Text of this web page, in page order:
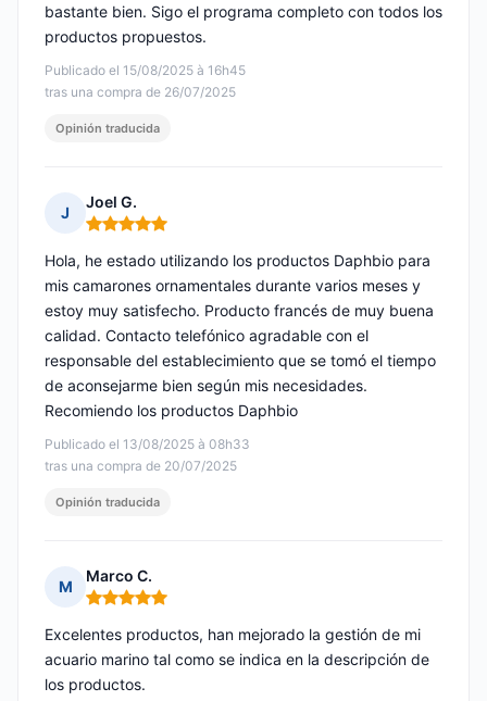
Publicado el 15/08/2025 à 16h45
tras una compra de 26/07/2025
bastante bien. Sigo el programa completo con todos los
productos propuestos.
Opinión traducida
J
Joel G.
Nota: 5 de 5
Publicado el 13/08/2025 à 08h33
tras una compra de 20/07/2025
Hola, he estado utilizando los productos Daphbio para
mis camarones ornamentales durante varios meses y
estoy muy satisfecho. Producto francés de muy buena
calidad. Contacto telefónico agradable con el
responsable del establecimiento que se tomó el tiempo
de aconsejarme bien según mis necesidades.
Recomiendo los productos Daphbio
Opinión traducida
M
Marco C.
Nota: 5 de 5
Excelentes productos, han mejorado la gestión de mi
acuario marino tal como se indica en la descripción de
los productos.